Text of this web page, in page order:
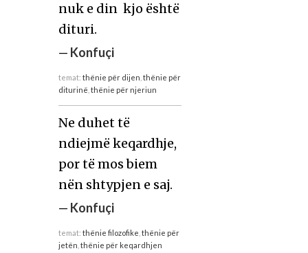
nuk e din  kjo është
dituri.
— Konfuçi
temat: thënie për dijen thënie për
diturinë thënie për njeriun
Ne duhet të
ndiejmë keqardhje,
por të mos biem
nën shtypjen e saj.
— Konfuçi
temat: thënie filozofike thënie për
jetën thënie për keqardhjen